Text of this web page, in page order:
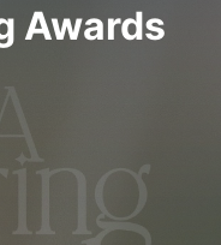
Awards